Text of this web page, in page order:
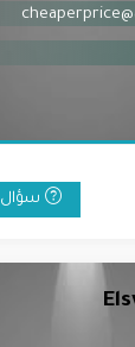
سؤال